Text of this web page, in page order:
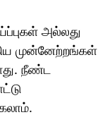
அல்லது
முன்னேற்றங்கள்
நீண்ட